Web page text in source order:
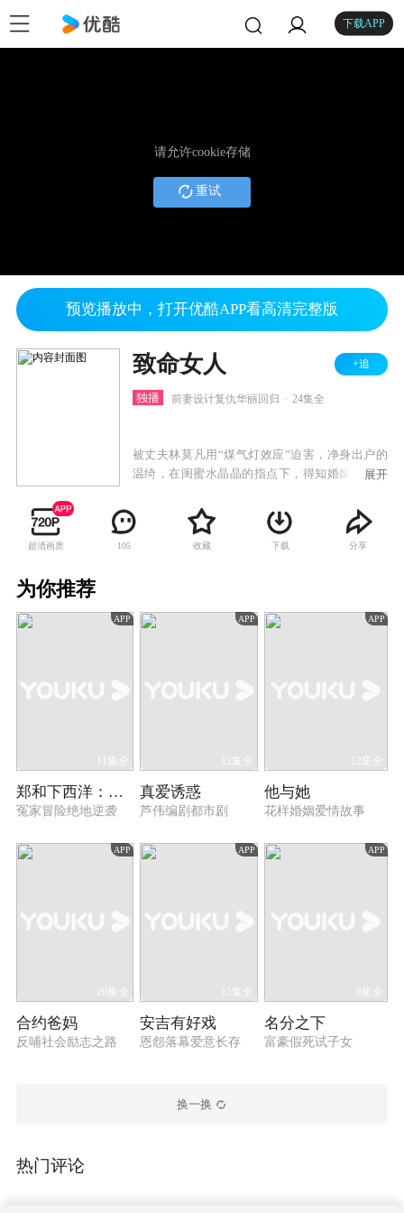
下载APP
请允许cookie存储
重试
预览播放中，打开优酷APP看高清完整版
致命女人 +追
独播 前妻设计复仇华丽回归 24集全
被丈夫林莫凡用“煤气灯效应”迫害，净身出户的
温绮，在闺蜜水晶晶的指点下，得知婚姻中的情
人之身，携手小三陈珊珊一起复仇“渣男”。
展开
超清画质 105 收藏 下载 分享
为你推荐
APP
11集全
郑和下西洋：沧海新途
冤家冒险绝地逆袭
APP
12集全
真爱诱惑
芦伟编剧都市剧
APP
12集全
他与她
花样婚姻爱情故事
APP
20集全
合约爸妈
反哺社会励志之路
APP
15集全
安吉有好戏
恩怨落幕爱意长存
APP
6集全
名分之下
富豪假死试子女
换一换
热门评论